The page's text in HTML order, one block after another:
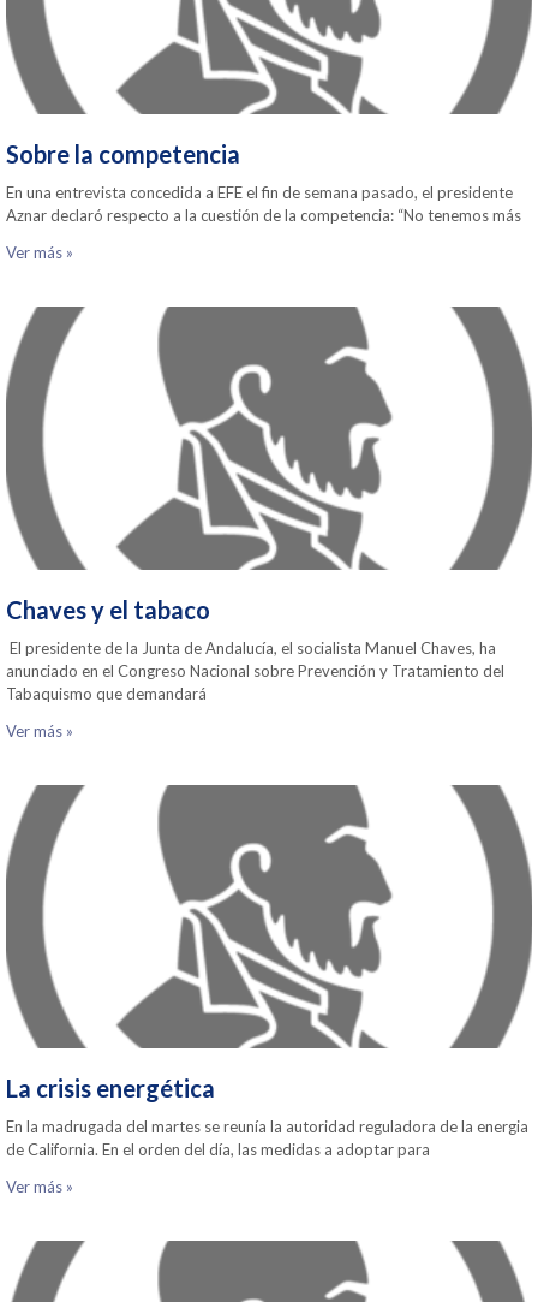
Sobre la competencia
En una entrevista concedida a EFE el fin de semana pasado, el presidente
Aznar declaró respecto a la cuestión de la competencia: “No tenemos más
Ver más »
Chaves y el tabaco
El presidente de la Junta de Andalucía, el socialista Manuel Chaves, ha
anunciado en el Congreso Nacional sobre Prevención y Tratamiento del
Tabaquismo que demandará
Ver más »
La crisis energética
En la madrugada del martes se reunía la autoridad reguladora de la energia
de California. En el orden del día, las medidas a adoptar para
Ver más »